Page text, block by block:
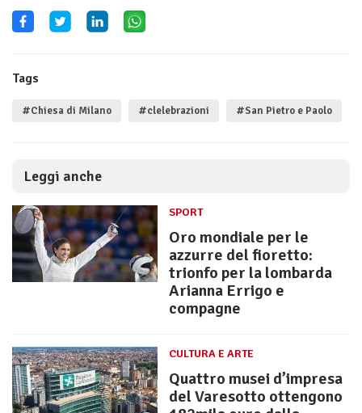
Tags
#Chiesa di Milano #clelebrazioni #San Pietro e Paolo
Leggi anche
SPORT
Oro mondiale per le
azzurre del fioretto:
trionfo per la lombarda
Arianna Errigo e
compagne
CULTURA E ARTE
Quattro musei d’impresa
del Varesotto ottengono